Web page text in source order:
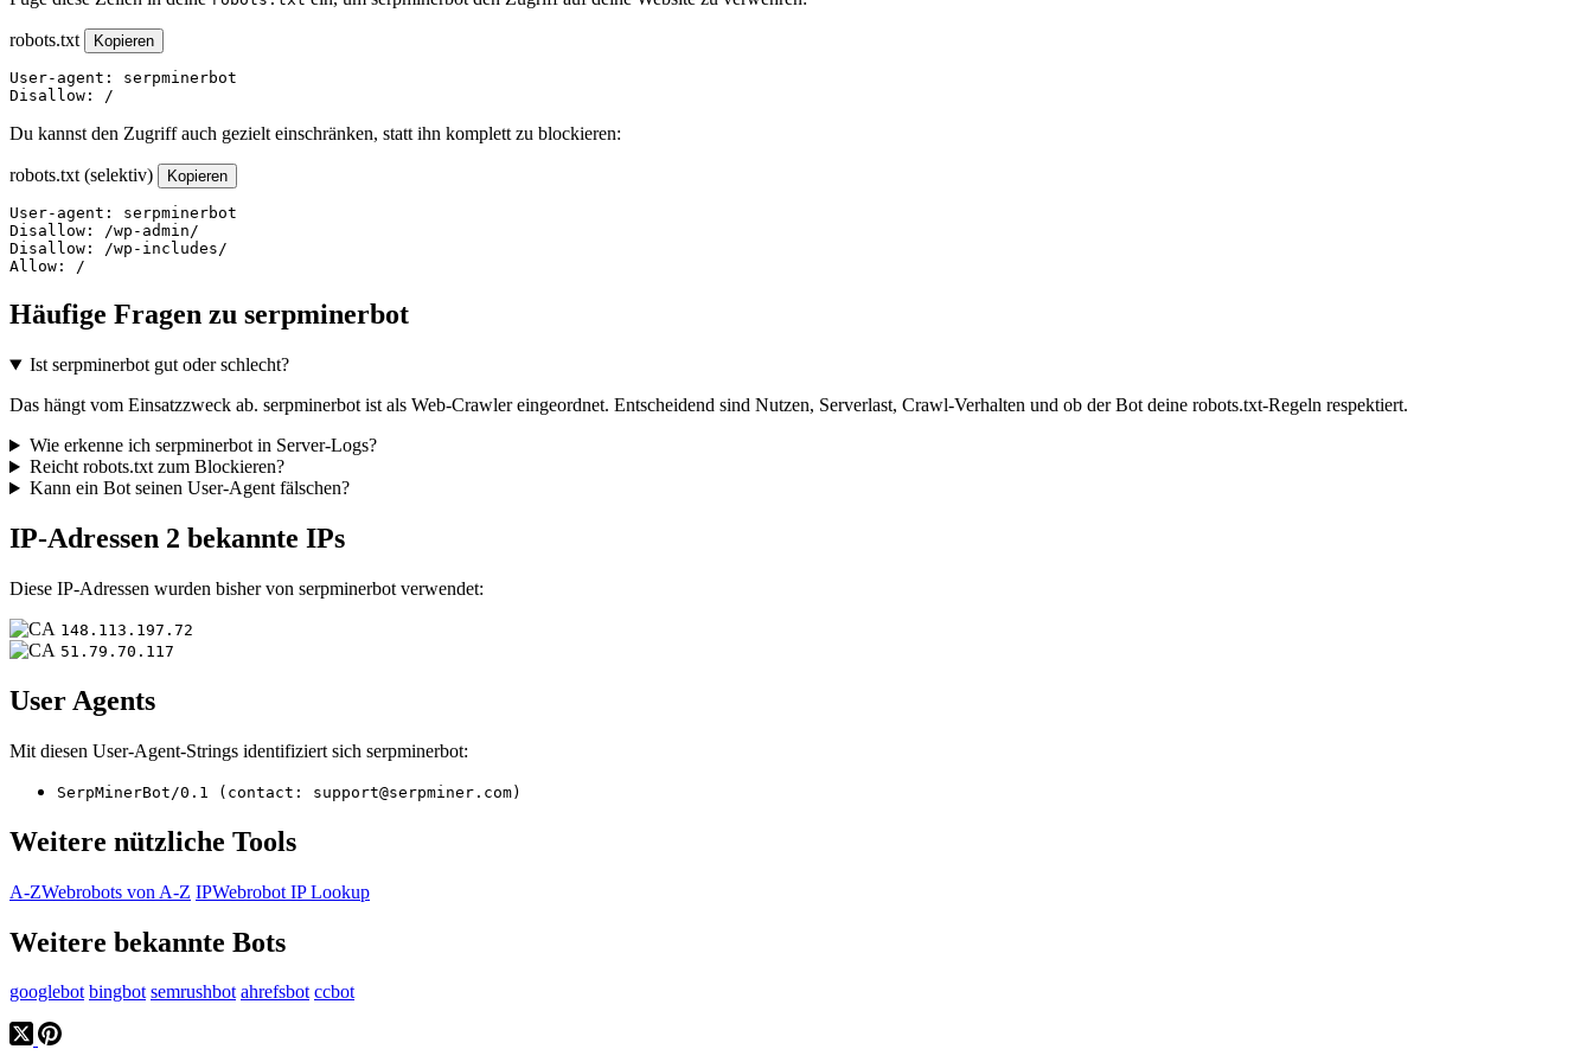
robots.txt Kopieren
User-agent: serpminerbot
Disallow: /
Du kannst den Zugriff auch gezielt einschränken, statt ihn komplett zu blockieren:
robots.txt (selektiv) Kopieren
User-agent: serpminerbot
Disallow: /wp-admin/
Disallow: /wp-includes/
Allow: /
Häufige Fragen zu serpminerbot
Ist serpminerbot gut oder schlecht?
Das hängt vom Einsatzzweck ab. serpminerbot ist als Web-Crawler eingeordnet. Entscheidend sind Nutzen, Serverlast, Crawl-Verhalten und ob der Bot deine robots.txt-Regeln respektiert.
Wie erkenne ich serpminerbot in Server-Logs?
Reicht robots.txt zum Blockieren?
Kann ein Bot seinen User-Agent fälschen?
IP-Adressen 2 bekannte IPs
Diese IP-Adressen wurden bisher von serpminerbot verwendet:
148.113.197.72
51.79.70.117
User Agents
Mit diesen User-Agent-Strings identifiziert sich serpminerbot:
SerpMinerBot/0.1 (contact: support@serpminer.com)
Weitere nützliche Tools
A-ZWebrobots von A-Z IPWebrobot IP Lookup
Weitere bekannte Bots
googlebot bingbot semrushbot ahrefsbot ccbot